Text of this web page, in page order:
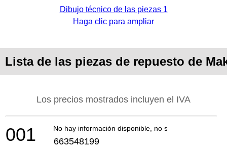
Dibujo técnico de las piezas 1
Haga clic para ampliar
Lista de las piezas de repuesto de
Los precios mostrados incluyen el IVA
No hay información disponible, no se puede pedir
001 663548199